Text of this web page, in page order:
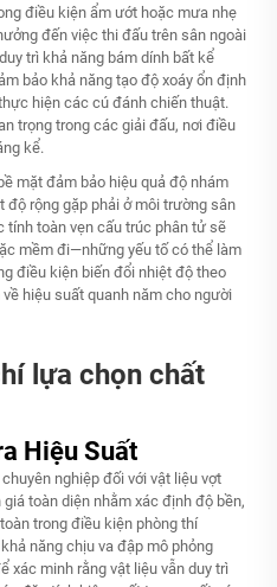
điều kiện ẩm ướt hoặc mưa nhẹ
đến việc thi đấu trên sân ngoài
trì khả năng bám dính bất kể
bảo khả năng tạo độ xoáy ổn định
hiện các cú đánh chiến thuật.
trọng trong các giải đấu, nơi điều
kể.
mặt đảm bảo hiệu quả độ nhám
độ rộng gặp phải ở môi trường sân
tính toàn vẹn cấu trúc phân tử sẽ
mềm đi—những yếu tố có thể làm
điều kiện biến đổi nhiệt độ theo
hiệu suất quanh năm cho người
lựa chọn chất
Hiệu Suất
nghiệp đối với vật liệu vợt
toàn diện nhằm xác định độ bền,
trong điều kiện phòng thí
năng chịu va đập mô phỏng
xác minh rằng vật liệu vẫn duy trì